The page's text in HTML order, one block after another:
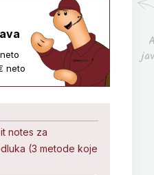
neto
notes za
(3 metode koje